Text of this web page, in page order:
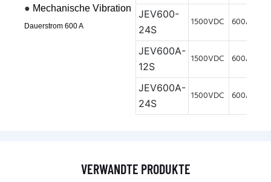
● Mechanische Vibration
Dauerstrom 600 A
JEV600-
24S
1500VDC 600A
JEV600A-
12S
1500VDC 600A
JEV600A-
24S
1500VDC 600A
VERWANDTE PRODUKTE